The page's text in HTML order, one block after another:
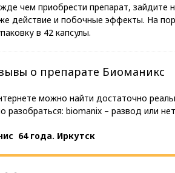
чем приобрести препарат, зайдите
действие и побочные эффекты. На
в 42 капсулы.
о препарате Биоманикс
можно найти достаточно
разобраться: biomanix – развод или
64 года. Иркутск